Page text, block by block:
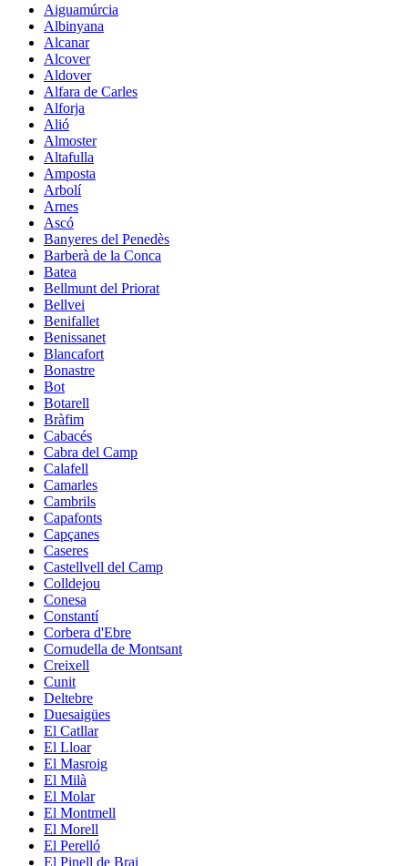
Aiguamúrcia
Albinyana
Alcanar
Alcover
Aldover
Alfara de Carles
Alforja
Alió
Almoster
Altafulla
Amposta
Arbolí
Arnes
Ascó
Banyeres del Penedès
Barberà de la Conca
Batea
Bellmunt del Priorat
Bellvei
Benifallet
Benissanet
Blancafort
Bonastre
Bot
Botarell
Bràfim
Cabacés
Cabra del Camp
Calafell
Camarles
Cambrils
Capafonts
Capçanes
Caseres
Castellvell del Camp
Colldejou
Conesa
Constantí
Corbera d'Ebre
Cornudella de Montsant
Creixell
Cunit
Deltebre
Duesaigües
El Catllar
El Lloar
El Masroig
El Milà
El Molar
El Montmell
El Morell
El Perelló
El Pinell de Brai